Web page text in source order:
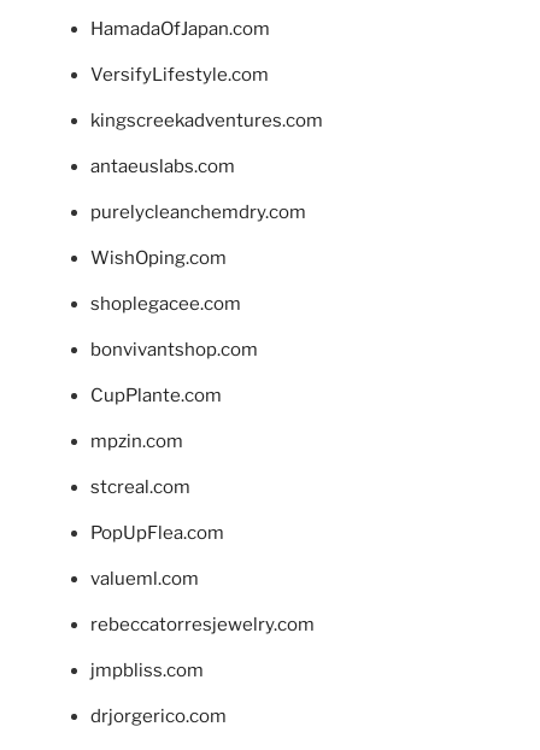
HamadaOfJapan.com
VersifyLifestyle.com
kingscreekadventures.com
antaeuslabs.com
purelycleanchemdry.com
WishOping.com
shoplegacee.com
bonvivantshop.com
CupPlante.com
mpzin.com
stcreal.com
PopUpFlea.com
valueml.com
rebeccatorresjewelry.com
jmpbliss.com
drjorgerico.com